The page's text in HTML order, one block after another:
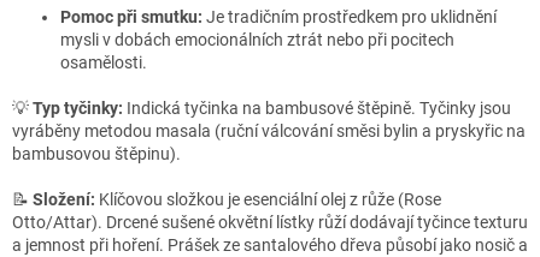
Pomoc při smutku: Je tradičním prostředkem pro uklidnění
mysli v dobách emocionálních ztrát nebo při pocitech
osamělosti.
💡Typ tyčinky: Indická tyčinka na bambusové štěpině. Tyčinky jsou
vyráběny metodou masala (ruční válcování směsi bylin a pryskyřic na
bambusovou štěpinu).
📝 Složení: Klíčovou složkou je esenciální olej z růže (Rose
Otto/Attar). Drcené sušené okvětní lístky růží dodávají tyčince texturu
a jemnost při hoření. Prášek ze santalového dřeva působí jako nosič a